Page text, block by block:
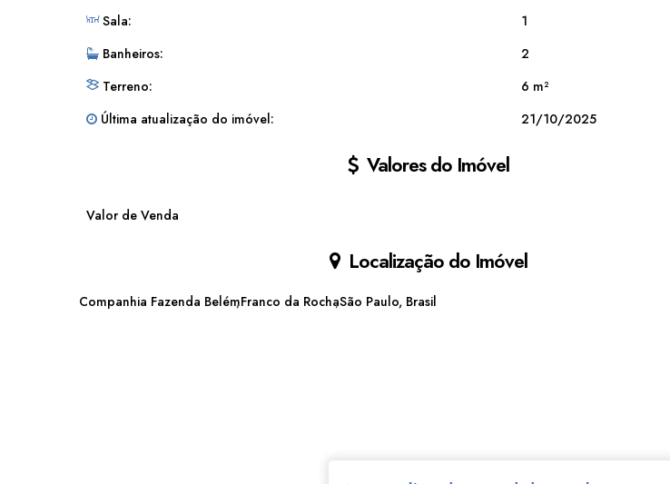
Sala:
1
Banheiros:
2
Terreno:
6 m²
Última atualização do imóvel:
21/10/2025
Valores do Imóvel
Valor de Venda
Localização do Imóvel
Companhia Fazenda BelémFranco da RochaSão Paulo, Brasil